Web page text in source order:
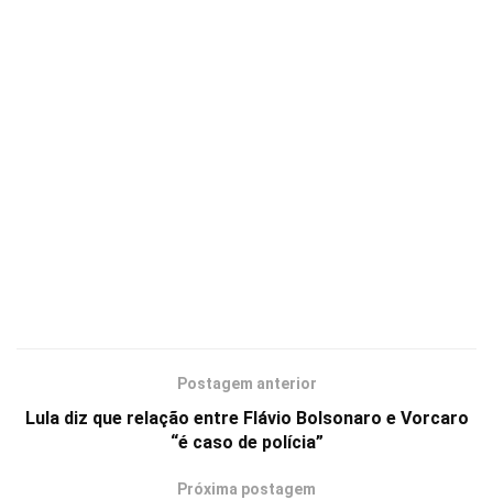
Postagem anterior
Lula diz que relação entre Flávio Bolsonaro e Vorcaro
“é caso de polícia”
Próxima postagem